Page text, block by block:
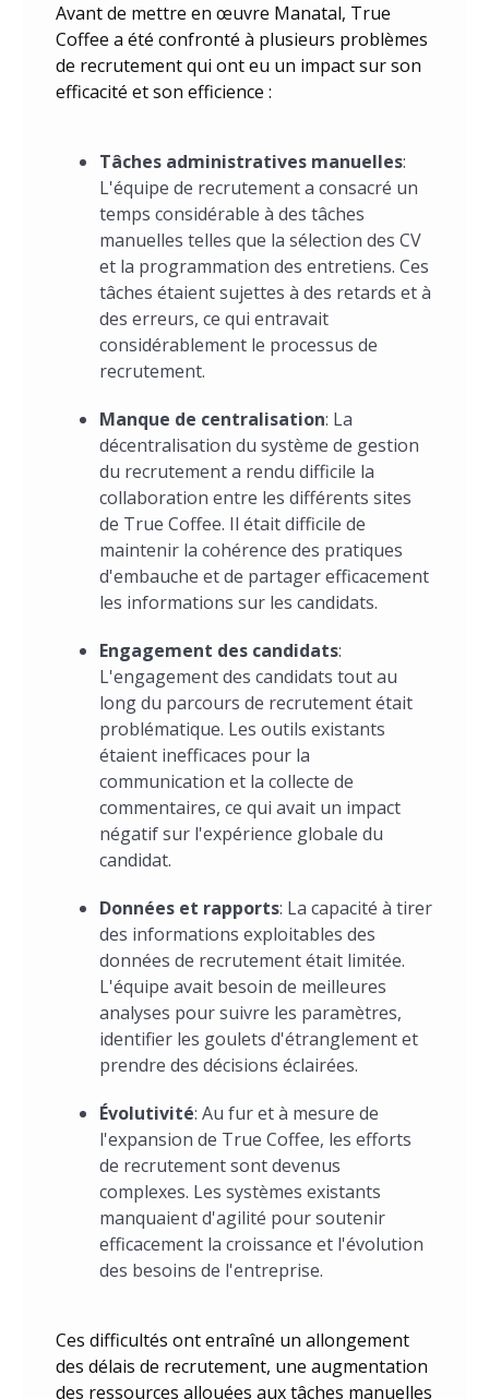
Avant de mettre en œuvre Manatal, True
Coffee a été confronté à plusieurs problèmes
de recrutement qui ont eu un impact sur son
efficacité et son efficience :
Tâches administratives manuelles:
L'équipe de recrutement a consacré un
temps considérable à des tâches
manuelles telles que la sélection des CV
et la programmation des entretiens. Ces
tâches étaient sujettes à des retards et à
des erreurs, ce qui entravait
considérablement le processus de
recrutement.
Manque de centralisation: La
décentralisation du système de gestion
du recrutement a rendu difficile la
collaboration entre les différents sites
de True Coffee. Il était difficile de
maintenir la cohérence des pratiques
d'embauche et de partager efficacement
les informations sur les candidats.
Engagement des candidats:
L'engagement des candidats tout au
long du parcours de recrutement était
problématique. Les outils existants
étaient inefficaces pour la
communication et la collecte de
commentaires, ce qui avait un impact
négatif sur l'expérience globale du
candidat.
Données et rapports: La capacité à tirer
des informations exploitables des
données de recrutement était limitée.
L'équipe avait besoin de meilleures
analyses pour suivre les paramètres,
identifier les goulets d'étranglement et
prendre des décisions éclairées.
Évolutivité: Au fur et à mesure de
l'expansion de True Coffee, les efforts
de recrutement sont devenus
complexes. Les systèmes existants
manquaient d'agilité pour soutenir
efficacement la croissance et l'évolution
des besoins de l'entreprise.
Ces difficultés ont entraîné un allongement
des délais de recrutement, une augmentation
des ressources allouées aux tâches manuelles